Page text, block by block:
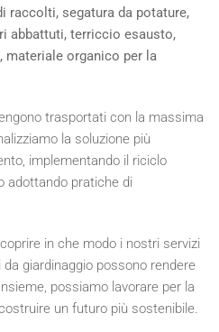
raccolti, segatura da potature,
abbattuti, terriccio esausto,
materiale organico per la
trasportati con la massima
la soluzione più
implementando il riciclo
adottando pratiche di
in che modo i nostri servizi
giardinaggio possono rendere
possiamo lavorare per la
un futuro più sostenibile.